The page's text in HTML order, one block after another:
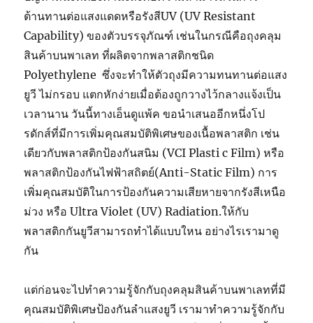
ต้านทานต่อแสงแดดหรือรังสีUV (UV Resistant
Capability) ของตัวบรรจุภัณฑ์ เช่นในกรณีคือถุงคลุม
สินค้าบนพาเลท ที่ผลิตจากพลาสติกชนิด
Polyethylene ซึ่งจะทำให้ตัวถุงมีความทนทานต่อแสง
ยูวี ไม่กรอบ แตกหักง่ายเมื่อต้องถูกวางไว้กลางแจ้งเป็น
เวลานาน วันนี้ทางเอ็นดูแพ้ค ขอนำเสนออีกหนึ่งโป
รดักส์ที่มีการเพิ่มคุณสมบัติพิเศษของเนื้อพลาสติก เช่น
เดียวกับพลาสติกป้องกันสนิม (VCI Plasti c Film) หรือ
พลาสติกป้องกันไฟฟ้าสถิตย์(Anti-Static Film) การ
เพิ่มคุณสมบัติในการป้องกันความเสียหายจากรังสีเหนือ
ม่วง หรือ Ultra Violet (UV) Radiation.ให้กับ
พลาสติกกันยูวีสามารถทำได้แบบใหน อย่างไรเรามาดู
กัน
แต่ก่อนจะไปทำความรู้จักกับถุงคลุมสินค้าบนพาเลทที่มี
คุณสมบัติพิเศษป้องกันลำแสงยูวี เรามาทำความรู้จักกับ